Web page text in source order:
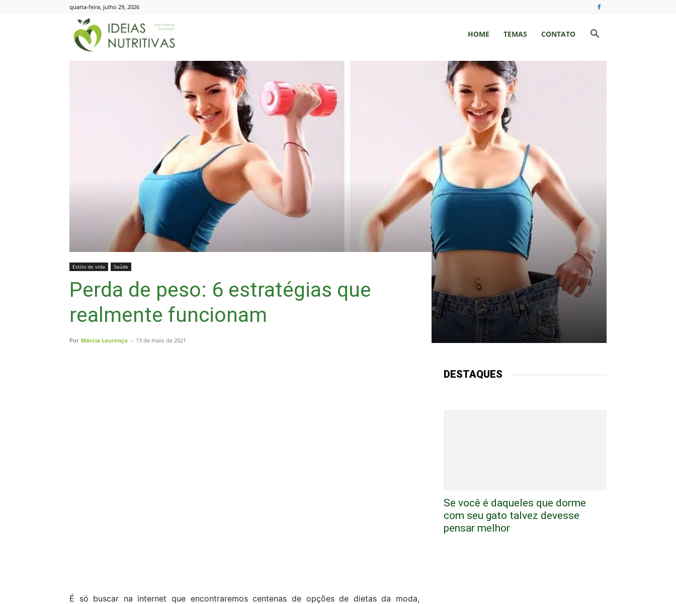
quarta-feira, julho 29, 2026
Nutritivas
HOME TEMAS CONTATO
Estilo de vida Saúde
Perda de peso: 6 estratégias que
realmente funcionam
Por Márcia Lourenço - 13 de maio de 2021
É só buscar na internet que encontraremos centenas de opções de dietas da moda,
DESTAQUES
Se você é daqueles que dorme
com seu gato talvez devesse
pensar melhor